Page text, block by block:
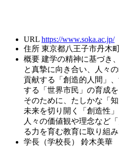
URL https://www.soka.ac.jp/
住所 東京都八王子市丹木
概要 建学の精神に基づき
と真摯に向き合い、人々
貢献する「創造的人間」
する「世界市民」の育成を
そのために、たしかな「
未来を切り開く「創造性
人々の価値観や理念など
る力を育む教育に取り組み
学長（学校長）
鈴木美華